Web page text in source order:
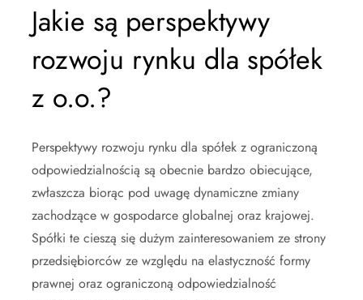
Jakie są perspektywy
rozwoju rynku dla spółek
z o.o.?
Perspektywy rozwoju rynku dla spółek z ograniczoną
odpowiedzialnością są obecnie bardzo obiecujące,
zwłaszcza biorąc pod uwagę dynamiczne zmiany
zachodzące w gospodarce globalnej oraz krajowej.
Spółki te cieszą się dużym zainteresowaniem ze strony
przedsiębiorców ze względu na elastyczność formy
prawnej oraz ograniczoną odpowiedzialność